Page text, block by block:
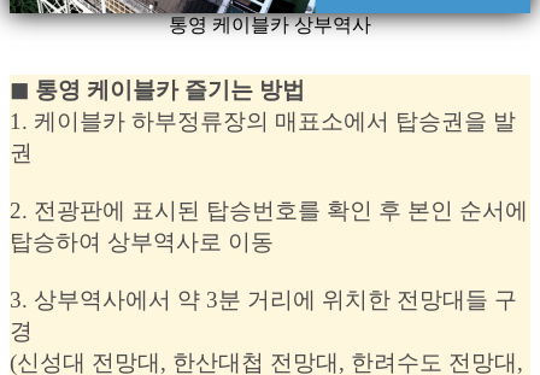
통영 케이블카 상부역사
◼︎ 통영 케이블카 즐기는 방법
1. 케이블카 하부정류장의 매표소에서 탑승권을 발
권
2. 전광판에 표시된 탑승번호를 확인 후 본인 순서에
탑승하여 상부역사로 이동
3. 상부역사에서 약 3분 거리에 위치한 전망대들 구
경
(신성대 전망대, 한산대첩 전망대, 한려수도 전망대,